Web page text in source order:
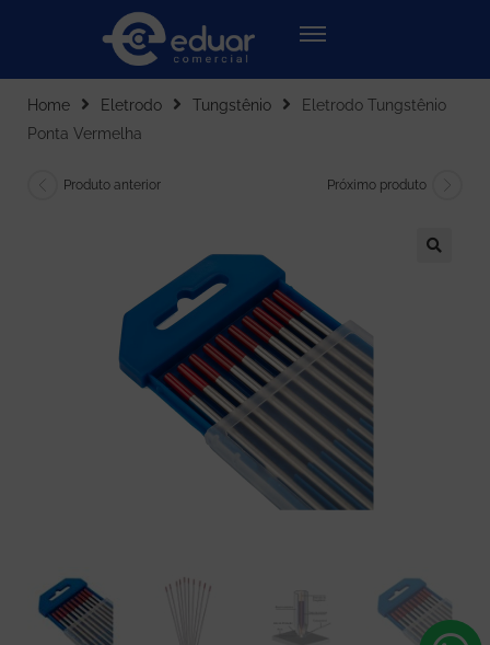
Home Eletrodo Tungstênio
Eletrodo Tungstênio
Ponta Vermelha
Produto anterior Próximo produto